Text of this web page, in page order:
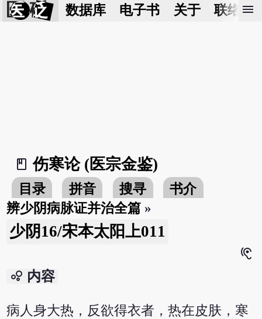
医 砭 数据库 电子书 关于 联络我
menu
book_2
伤寒论 (医宗金鉴)
目录 拼音 搜寻
书介
辨少阴病脉证并治全篇 »
少阴16/宋本太阳上011
hearing
bubble_chart 内容
病人身大热，反欲得衣者，热在皮肤，寒